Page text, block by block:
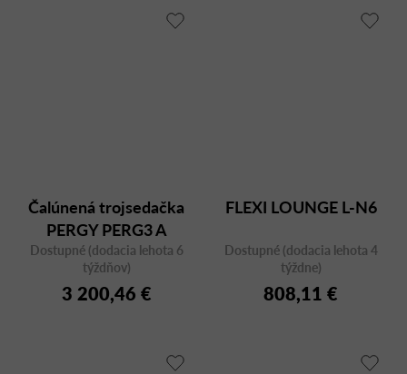
Čalúnená trojsedačka
PERGY PERG3 A
Dostupné (dodacia lehota 6
týždňov)
3 200,46 €
FLEXI LOUNGE L-N6
Dostupné (dodacia lehota 4
týždne)
808,11 €